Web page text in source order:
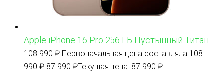
Apple iPhone 16 Pro 256 ГБ Пустынный Титан
108 990₽ Первоначальная цена составляла 108
990 ₽. 87 990 ₽Текущая цена: 87 990 ₽.